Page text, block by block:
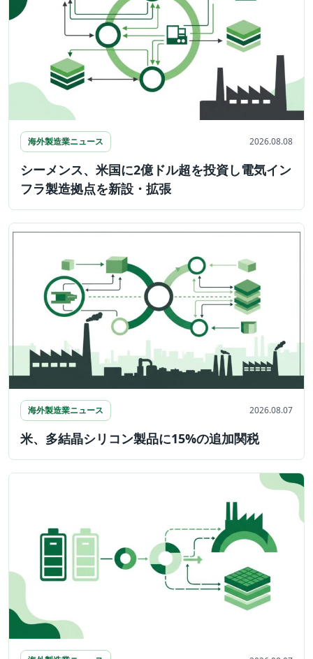
海外製造業ニュース 2026.08.08
シーメンス、米国に2億ドル超を投資し電気イン
フラ製造拠点を新設・拡張
海外製造業ニュース 2026.08.07
米、多結晶シリコン製品に15%の追加関税